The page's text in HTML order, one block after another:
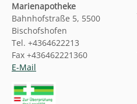
Marienapotheke
Bahnhofstraße 5, 5500
Bischofshofen
Tel. +4364622213
Fax +436462221360
E-Mail